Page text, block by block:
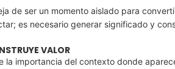
de ser un momento aislado para
es necesario generar significado y
VALOR
la importancia del contexto donde